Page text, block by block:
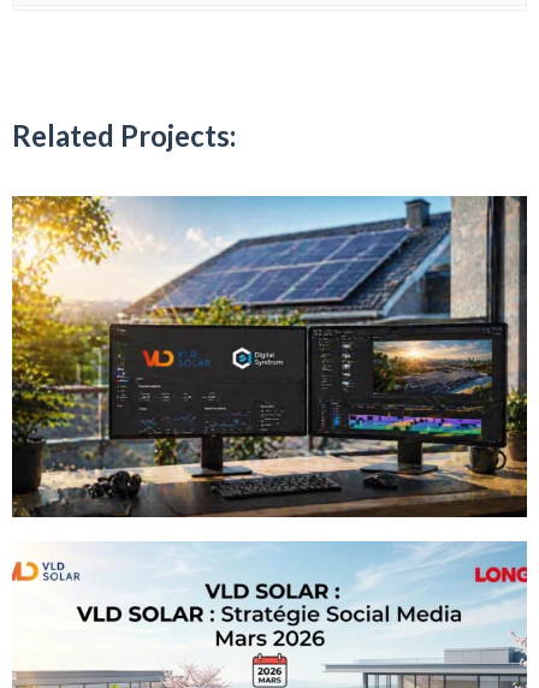
Related Projects: